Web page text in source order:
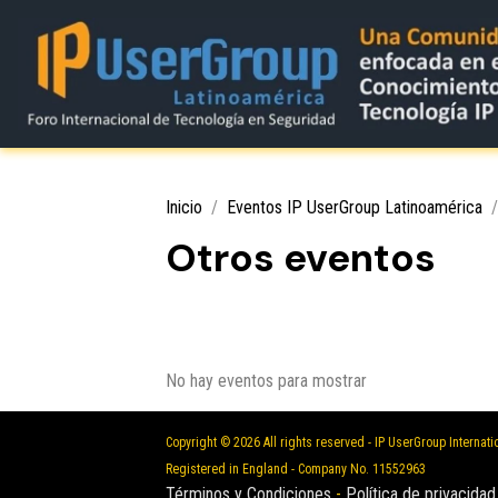
Inicio Eventos IP UserGroup Latinoamérica
Otros eventos
No hay eventos para mostrar
Copyright © 2026 All rights reserved - IP UserGroup
Registered in England - Company No. 11552963
Términos y Condiciones - Política de privacidad